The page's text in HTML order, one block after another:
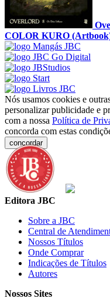
COLOR KURO
Nós usamos cookies e
personalizar publicidade e
com a nossa Política de
concorda com estas
concordar
Editora JBC
Sobre a JBC
Central de
Nossos Títulos
Onde Comprar
Indicações de Títulos
Autores
Nossos Sites